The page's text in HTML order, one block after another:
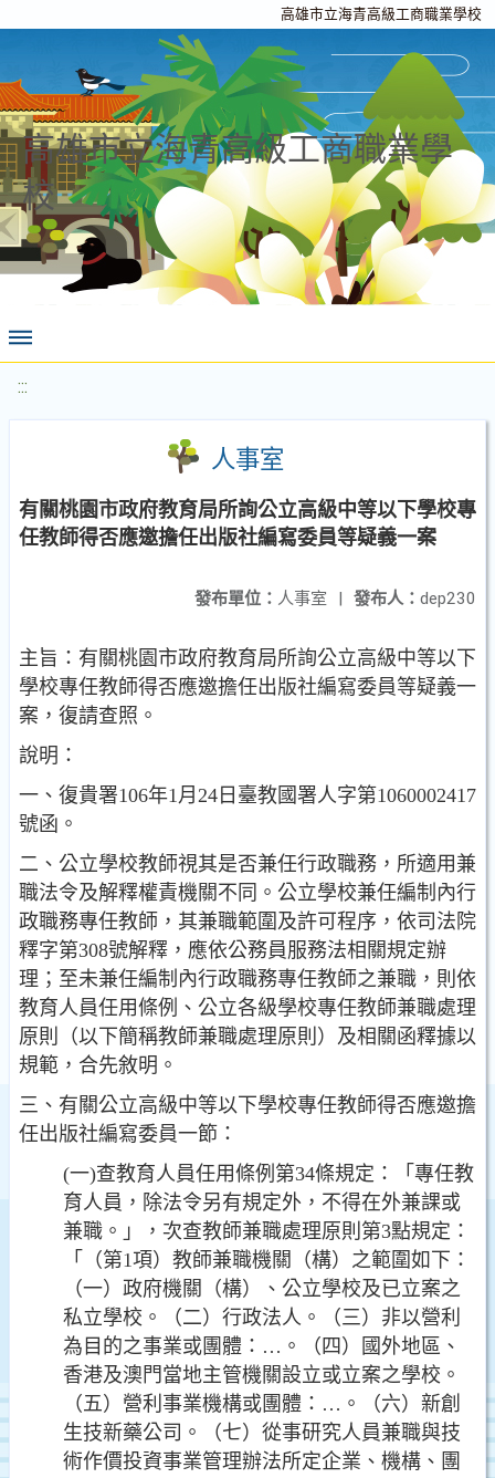
高雄市立海青高級工商職業學校
高雄市立海青高級工商職業學
校
:::
人事室
有關桃園市政府教育局所詢公立高級中等以下學校專
任教師得否應邀擔任出版社編寫委員等疑義一案
發布人： dep230
發布單位： 人事室 |
主旨：有關桃園市政府教育局所詢公立高級中等以下
學校專任教師得否應邀擔任出版社編寫委員等疑義一
案，復請查照。
說明：
一、復貴署106年1月24日臺教國署人字第1060002417
號函。
二、公立學校教師視其是否兼任行政職務，所適用兼
職法令及解釋權責機關不同。公立學校兼任編制內行
政職務專任教師，其兼職範圍及許可程序，依司法院
釋字第308號解釋 ，應依公務員服務法相關規定辦
理；至未兼任編制內行政職務專任教師之兼職，則依
教育人員任用條例、公立各級學校專任教師兼職處理
原則（以下簡稱教師兼職處理原則 ）及相關函釋據以
規範，合先敘明。
三、有關公立高級中等以下學校專任教師得否應邀擔
任出版社編寫委員一節：
(一)查教育人員任用條例第34條規定：「專任教
育人員，除法令另有規定外，不得在外兼課或
兼職。」，次查教師兼職處理原則第3點規定：
「（第1項）教師兼職機關（構）之範圍如下：
（一）政府機關（構）、公立學校及已立案之
私立學校。（二）行政法人。（三）非以營利
為目的之事業或團體：…。（四）國外地區、
香港及澳門當地主管機關設立或立案之學校。
（五）營利事業機構或團體：…。（六）新創
生技新藥公司。（七）從事研究人員兼職與技
術作價投資事業管理辦法所定企業、 機構、團